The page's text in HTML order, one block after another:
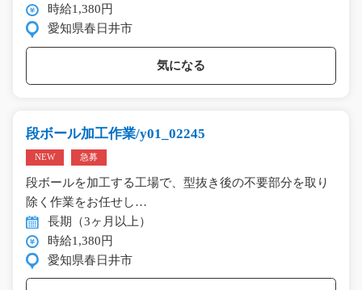
時給1,380円
愛知県春日井市
気になる
段ボール加工作業/y01_02245
NEW 急募
段ボールを加工する工場で、型抜き後の不要部分を取り
除く作業をお任せし…
長期（3ヶ月以上）
時給1,380円
愛知県春日井市